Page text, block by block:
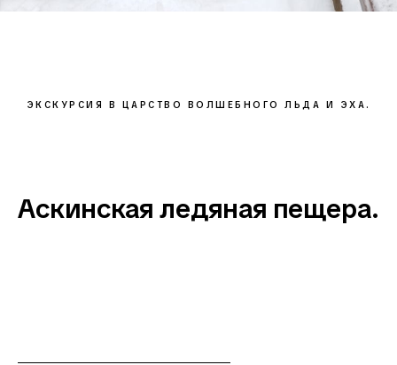
ЭКСКУРСИЯ В ЦАРСТВО ВОЛШЕБНОГО ЛЬДА И ЭХА.
Аскинская ледяная пещера.